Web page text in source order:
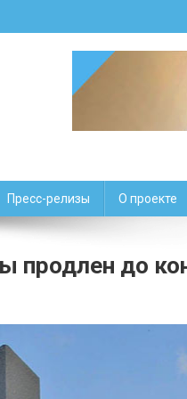
Пресс-релизы О проекте
продлен до